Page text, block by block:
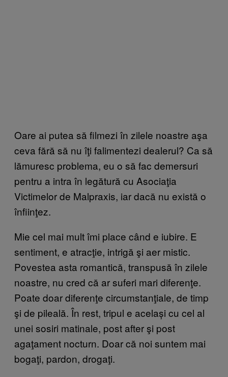
Oare ai putea să filmezi în zilele noastre aşa
ceva fără să nu îţi falimentezi dealerul? Ca să
lămuresc problema, eu o să fac demersuri
pentru a intra în legătură cu Asociaţia
Victimelor de Malpraxis, iar dacă nu există o
înfiinţez.
Mie cel mai mult îmi place când e iubire. E
sentiment, e atracţie, intrigă şi aer mistic.
Povestea asta romantică, transpusă în zilele
noastre, nu cred că ar suferi mari diferenţe.
Poate doar diferenţe circumstanţiale, de timp
şi de pileală. În rest, tripul e același cu cel al
unei sosiri matinale, post after şi post
agaţament nocturn. Doar că noi suntem mai
bogaţi, pardon, drogaţi.